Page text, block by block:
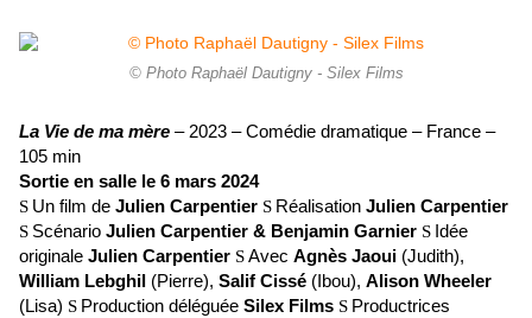
© Photo Raphaël Dautigny - Silex Films
La Vie de ma mère – 2023 – Comédie dramatique – France –
105 min
Sortie en salle le 6 mars 2024
S Un film de Julien Carpentier S Réalisation Julien Carpentier
S Scénario Julien Carpentier & Benjamin Garnier S Idée
originale Julien Carpentier SAvec Agnès Jaoui (Judith),
William Lebghil (Pierre), Salif Cissé (Ibou), Alison Wheeler
(Lisa) S Production déléguée Silex Films S Productrices